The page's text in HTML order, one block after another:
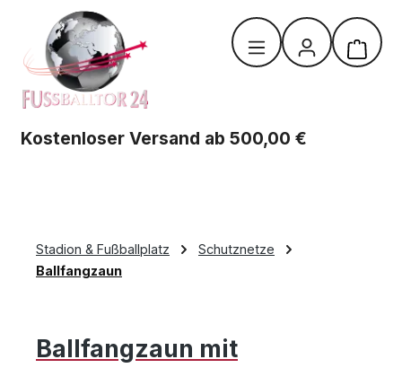
Zum Hauptinhalt springen
Kostenloser Versand ab 500,00 €
Stadion & Fußballplatz
Schutznetze
Ballfangzaun
Ballfangzaun mit